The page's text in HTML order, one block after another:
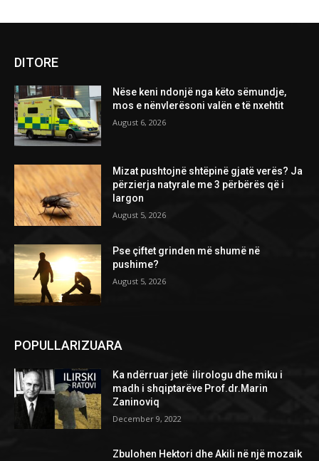
DITORE
Nëse keni ndonjë nga këto sëmundje,
mos e nënvlerësoni valën e të nxehtit
August 6, 2026
Mizat pushtojnë shtëpinë gjatë verës? Ja
përzierja natyrale me 3 përbërës që i
largon
August 5, 2026
Pse çiftet grinden më shumë në
pushime?
August 5, 2026
POPULLARIZUARA
Ka ndërruar jetë ilirologu dhe miku i
madh i shqiptarëve Prof.dr.Marin
Zaninoviq
December 9, 2022
Zbulohen Hektori dhe Akili në një mozaik